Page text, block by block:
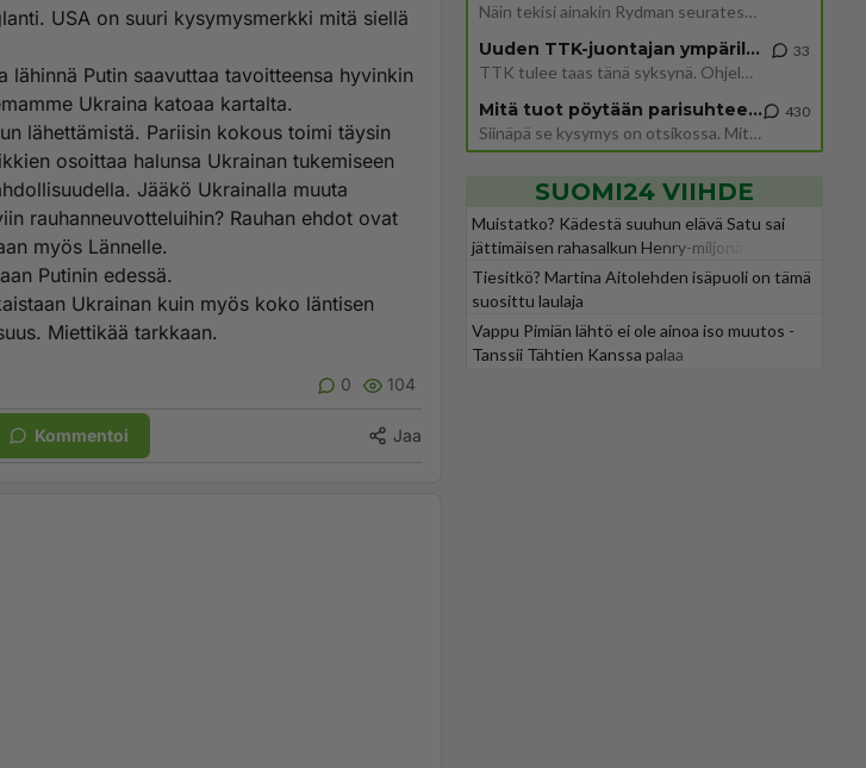
USA on suuri kysymysmerkki mitä siellä
lähinnä Putin saavuttaa tavoitteensa hyvinkin
Ukraina katoaa kartalta.
lähettämistä. Pariisin kokous toimi täysin
osoittaa halunsa Ukrainan tukemiseen
Jääkö Ukrainalla muuta
rauhanneuvotteluihin? Rauhan ehdot ovat
myös Lännelle.
Putinin edessä.
Ukrainan kuin myös koko läntisen
Miettikää tarkkaan.
0 104
Kommentoi Jaa
Näin tekisi ainakin Rydman seuratessaan idolinsa Trumpin mallia https://www.is.fi/politiikka/art-2000012187244.html
Uuden TTK-juontajan ympärillä epätietoisuus sakenee - Nyt MTV hämmentää soppaa
TTK tulee taas tänä syksynä. Ohjelman uudet tähtioppilaat julkistetaan torstaina 6. elokuuta klo 14 alkavassa lehdistö
33
Mitä tuot pöytään parisuhteessa?
Siinäpä se kysymys on otsikossa. Mitäpä siis tuot/toisit pöytään parisuhteessa? Oletko mies vai nainen? Koetko sen mitä
430
SUOMI24 VIIHDE
Muistatko? Kädestä suuhun elävä Satu sai
jättimäisen rahasalkun Henry-miljonääriltä
Tiesitkö? Martina Aitolehden isäpuoli on tämä
suosittu laulaja
Vappu Pimiän lähtö ei ole ainoa iso muutos -
Tanssii Tähtien Kanssa palaa